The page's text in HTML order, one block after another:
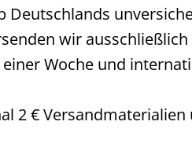
Deutschlands
wir
Woche und
2 €